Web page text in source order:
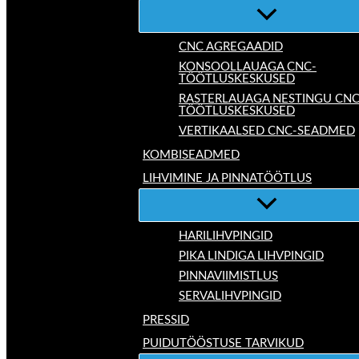
CNC AGREGAADID
KONSOOLLAUAGA CNC-
TÖÖTLUSKESKUSED
RASTERLAUAGA NESTINGU
TÖÖTLUSKESKUSED
VERTIKAALSED CNC-SEADMED
KOMBISEADMED
LIHVIMINE JA PINNATÖÖTLUS
HARILIHVPINGID
PIKA LINDIGA LIHVPINGID
PINNAVIIMISTLUS
SERVALIHVPINGID
PRESSID
PUIDUTÖÖSTUSE TARVIKUD